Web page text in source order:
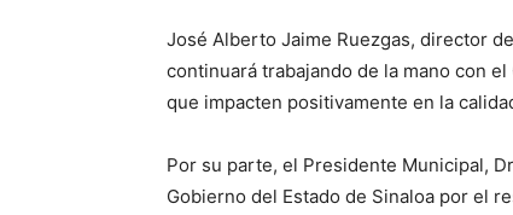
José Alberto Jaime Ruezgas, director
continuará trabajando de la mano con
que impacten positivamente en la
Por su parte, el Presidente Municipal,
Gobierno del Estado de Sinaloa por el